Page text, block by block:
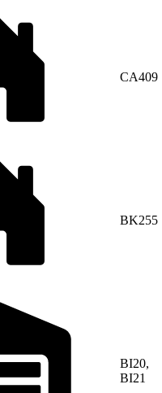
CA409
BK255
BI20,
BI21